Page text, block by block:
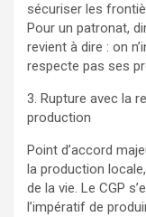
sécuriser les
Pour un patronat,
revient à dire : on
respecte pas ses
3. Rupture avec la
production
Point d’accord
la production
de la vie. Le CGP
l’impératif de